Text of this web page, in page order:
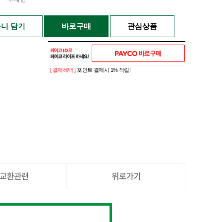
담기 바로구매 관심상품
[ 결제혜택 ] 포인트 결제시 1% 적립!